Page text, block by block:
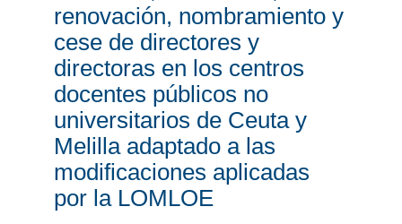
renovación, nombramiento y
cese de directores y
directoras en los centros
docentes públicos no
universitarios de Ceuta y
Melilla adaptado a las
modificaciones aplicadas
por la LOMLOE